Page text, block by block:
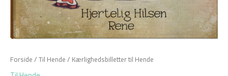
Forside / Til Hende / Kærlighedsbilletter til Hende